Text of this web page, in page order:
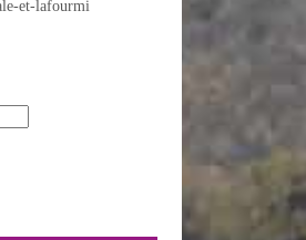
et-lafourmi